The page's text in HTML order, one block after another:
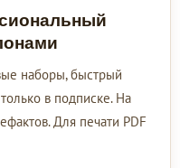
наборы, быстрый
в подписке. На
Для печати PDF